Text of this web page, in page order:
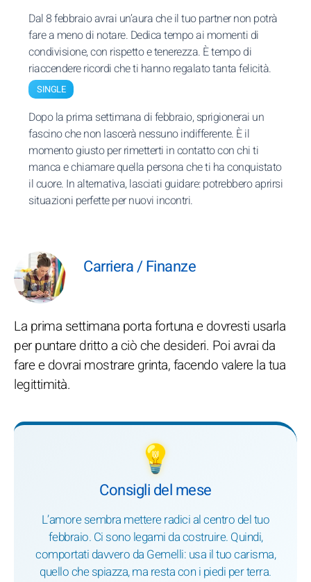
Dal 8 febbraio avrai un’aura che il tuo partner non potrà
fare a meno di notare. Dedica tempo ai momenti di
condivisione, con rispetto e tenerezza. È tempo di
riaccendere ricordi che ti hanno regalato tanta felicità.
SINGLE
Dopo la prima settimana di febbraio, sprigionerai un
fascino che non lascerà nessuno indifferente. È il
momento giusto per rimetterti in contatto con chi ti
manca e chiamare quella persona che ti ha conquistato
il cuore. In alternativa, lasciati guidare: potrebbero aprirsi
situazioni perfette per nuovi incontri.
Carriera / Finanze
La prima settimana porta fortuna e dovresti usarla
per puntare dritto a ciò che desideri. Poi avrai da
fare e dovrai mostrare grinta, facendo valere la tua
legittimità.
💡
Consigli del mese
L’amore sembra mettere radici al centro del tuo
febbraio. Ci sono legami da costruire. Quindi,
comportati davvero da Gemelli: usa il tuo carisma,
quello che spiazza, ma resta con i piedi per terra.